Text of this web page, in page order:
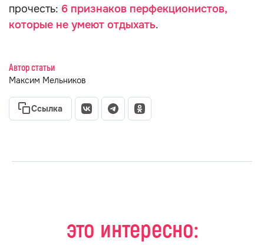
прочесть: 6 признаков перфекционистов,
которые не умеют отдыхать.
Автор статьи
Максим Мельников
Ссылка
это интересно: